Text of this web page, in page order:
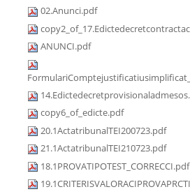
02.Anunci.pdf
ANUNCI.pdf
copy6_of_edicte.pdf
20.1ActatribunalTEI200723.pdf
21.1ActatribunalTEI210723.pdf
18.1PROVATIPOTEST_CORRECCI.pdf